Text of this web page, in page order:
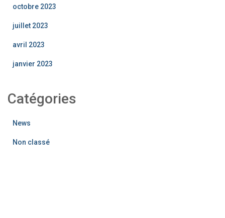
octobre 2023
juillet 2023
avril 2023
janvier 2023
Catégories
News
Non classé